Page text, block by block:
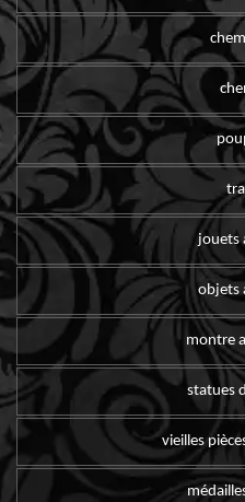
jouets
objets
montre
statues
vieilles